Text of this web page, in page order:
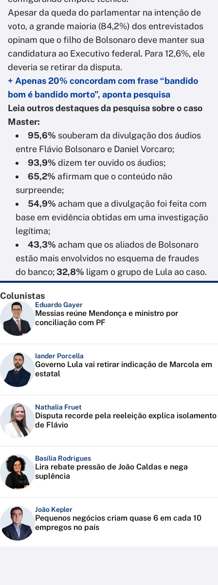
Apesar da queda do parlamentar na intenção de
voto, a grande maioria (84,2%) dos entrevistados
opinam que o filho de Bolsonaro deve manter sua
candidatura ao Executivo federal. Para 12,6%, ele
deveria se retirar da disputa.
+ Apenas 20% concordam com frase “bandido
bom é bandido morto”, aponta pesquisa
Leia outros destaques da pesquisa sobre o caso
Master:
95,6% souberam da divulgação dos áudios
entre Flávio Bolsonaro e Daniel Vorcaro;
93,9% dizem ter ouvido os áudios;
65,2% afirmam que o conteúdo não
surpreende;
54,9% acham que a divulgação foi feita com
base em evidência obtidas em uma investigação
legítima;
43,3% acham que os aliados de Bolsonaro
estão mais envolvidos no esquema de fraudes
do banco;32,8% ligam o grupo de Lula ao caso.
Colunistas
Eduardo Gayer
Messias reúne Mendonça e ministro por
conciliação com PF
Iander Porcella
Governo Lula vai retirar indicação de Marcola em
estatal
Nathalia Fruet
Disputa recorde pela reeleição explica isolamento
de Flávio
Basília Rodrigues
Lira rebate pressão de João Caldas e nega
suplência
João Kepler
Pequenos negócios criam quase 6 em cada 10
empregos no país